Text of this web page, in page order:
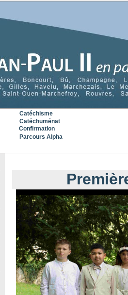
Catéchisme
Catéchuménat
Confirmation
Parcours Alpha